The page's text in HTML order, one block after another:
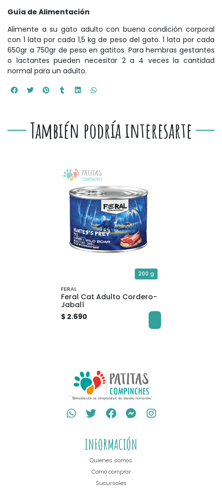
Guía de Alimentación
Alimente a su gato adulto con buena condición corporal
con 1 lata por cada 1,5 kg de peso del gato. 1 lata por cada
650gr a 750gr de peso en gatitos. Para hembras gestantes
o lactantes pueden necesitar 2 a 4 veces la cantidad
normal para un adulto.
También podría interesarte
200 g
FERAL
Feral Cat Adulto Cordero-
Jabalí
$ 2.690
INFORMACIÓN
Quienes somos
Como comprar
Sucursales